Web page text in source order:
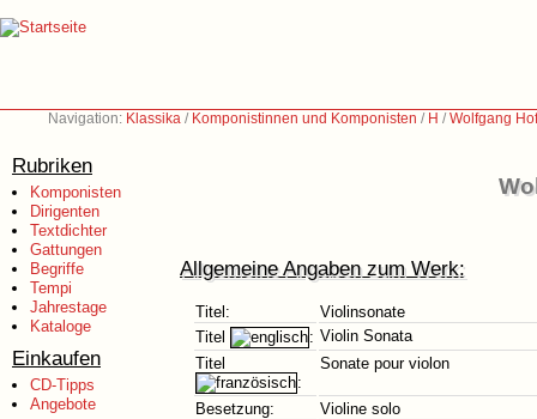
Navigation: Klassika / Komponistinnen und Komponisten / H /Wolfgang
Rubriken
Komponisten
Dirigenten
Textdichter
Gattungen
Begriffe
Tempi
Jahrestage
Kataloge
Einkaufen
CD-Tipps
Angebote
Allgemeine Angaben zum Werk:
Titel:
Violinsonate
Titel
: Violin Sonata
Titel
:
Sonate pour violon
Besetzung:
Violine solo